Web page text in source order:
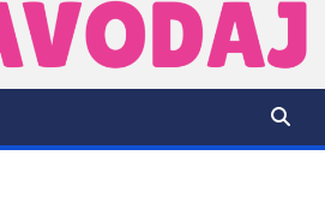
| Tiskové zprávy